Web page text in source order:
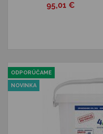
95,01 €
ODPORÚČAME
NOVINKA